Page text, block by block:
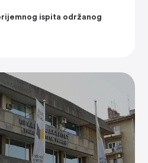
ispita održanog